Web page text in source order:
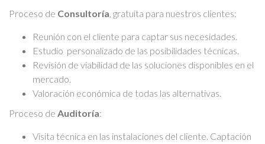
Proceso de Consultoría, gratuita para nuestros clientes:
Reunión con el cliente para captar sus necesidades.
Estudio personalizado de las posibilidades técnicas.
Revisión de viabilidad de las soluciones disponibles en el
mercado.
Valoración económica de todas las alternativas.
Proceso de Auditoría:
Visita técnica en las instalaciones del cliente. Captación